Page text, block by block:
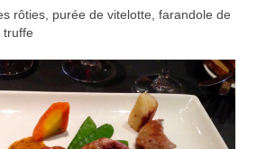
rôties, purée de vitelotte, farandole de
truffe